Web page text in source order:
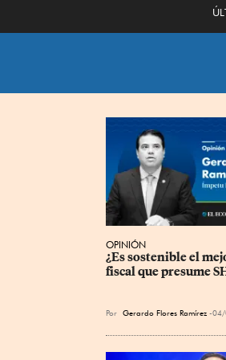
OPINIÓN
¿Es sostenible el
fiscal que presume
Por Gerardo Flores Ramírez